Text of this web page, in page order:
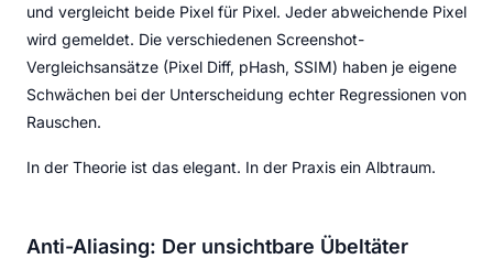
und vergleicht beide Pixel für Pixel. Jeder abweichende Pixel
wird gemeldet. Die verschiedenen Screenshot-
Vergleichsansätze (Pixel Diff, pHash, SSIM) haben je eigene
Schwächen bei der Unterscheidung echter Regressionen von
Rauschen.
In der Theorie ist das elegant. In der Praxis ein Albtraum.
Anti-Aliasing: Der unsichtbare Übeltäter